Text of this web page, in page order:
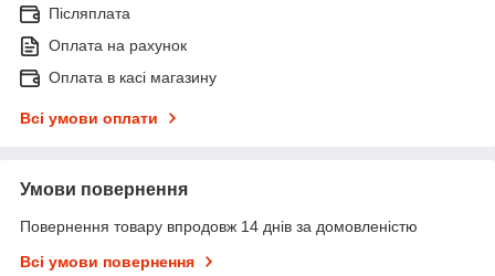
Післяплата
Оплата на рахунок
Оплата в касі магазину
Всі умови оплати
Умови повернення
Повернення товару впродовж 14 днів за домовленістю
Всі умови повернення